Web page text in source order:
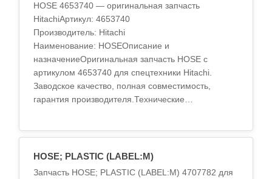
HOSE 4653740 — оригинальная запчасть
HitachiАртикул: 4653740
Производитель: Hitachi
Наименование: HOSEОписание и
назначениеОригинальная запчасть HOSE с
артикулом 4653740 для спецтехники Hitachi.
Заводское качество, полная совместимость,
гарантия производителя.Технические
HOSE; PLASTIC (LABEL:M)
Запчасть HOSE; PLASTIC (LABEL:M) 4707782 для